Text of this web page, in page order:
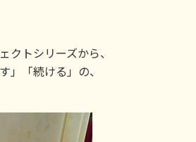
トシリーズから、
」「続ける」の、